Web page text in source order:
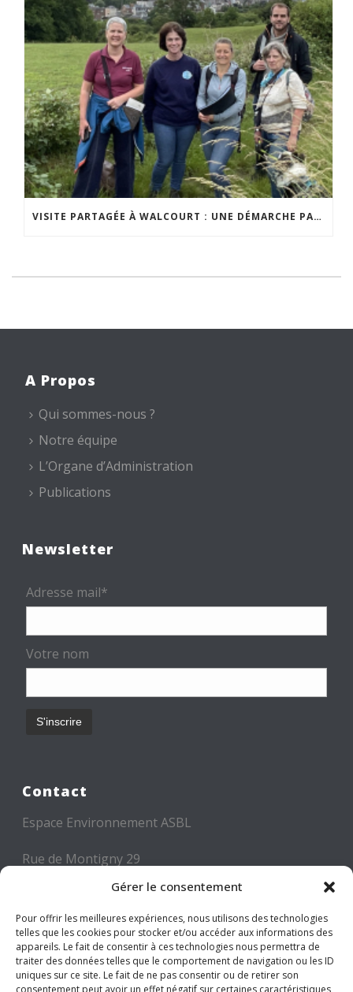
Gérer le consentement
Pour offrir les meilleures expériences, nous utilisons des technologies
telles que les cookies pour stocker et/ou accéder aux informations des
appareils. Le fait de consentir à ces technologies nous permettra de
traiter des données telles que le comportement de navigation ou les ID
uniques sur ce site. Le fait de ne pas consentir ou de retirer son
consentement peut avoir un effet négatif sur certaines caractéristiques
VISITE PARTAGÉE À WALCOURT : UNE DÉMARCHE PARTICIPATIVE ANIMÉE PAR ESPACE ENVIRONNEMENT
A Propos
Qui sommes-nous ?
Notre équipe
L’Organe d’Administration
Publications
Newsletter
Adresse mail*
Votre nom
Contact
Espace Environnement ASBL
Rue de Montigny 29
6000 CHARLEROI
Tél: +32 71 300 300
Mail: info@espace-environnement.be
TVA BE 0416.116.340